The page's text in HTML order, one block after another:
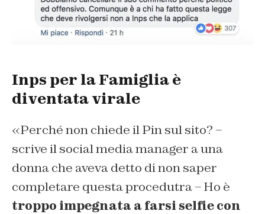
Inps per la Famiglia è
diventata virale
«Perché non chiede il Pin sul sito? –
scrive il social media manager a una
donna che aveva detto di non saper
completare questa procedutra – Ho è
troppo impegnata a farsi selfie con